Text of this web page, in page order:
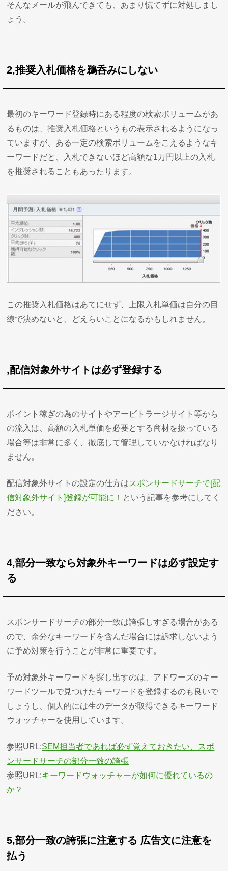
そんなメールが飛んできても、あまり慌てずに対処しまし
ょう。
2,推奨入札価格を鵜呑みにしない
最初のキーワード登録時にある程度の検索ボリュームがあ
るものは、推奨入札価格というもの表示されるようになっ
ていますが、ある一定の検索ボリュームをこえるようなキ
ーワードだと、入札できないほど高額な1万円以上の入札
を推奨されることもあったります。
この推奨入札価格はあてにせず、上限入札単価は自分の目
線で決めないと、どえらいことになるかもしれません。
,配信対象外サイトは必ず登録する
ポイント稼ぎの為のサイトやアービトラージサイト等から
の流入は、高額の入札単価を必要とする商材を扱っている
場合等は非常に多く、徹底して管理していかなければなり
ません。
配信対象外サイトの設定の仕方はスポンサードサーチで[配
信対象外サイト]登録が可能に！ という記事を参考にしてく
ださい。
4,部分一致なら対象外キーワードは必ず設定す
る
スポンサードサーチの部分一致は誇張しすぎる場合がある
ので、余分なキーワードを含んだ場合には訴求しないよう
に予め対策を行うことが非常に重要です。
予め対象外キーワードを探し出すのは、アドワーズのキー
ワードツールで見つけたキーワードを登録するのも良いで
しょうし、個人的には生のデータが取得できるキーワード
ウォッチャーを使用しています。
参照URL:SEM担当者であれば必ず覚えておきたい、スポ
ンサードサーチの部分一致の誇張
参照URL:キーワードウォッチャーが如何に優れているの
か？
5,部分一致の誇張に注意する 広告文に注意を
払う